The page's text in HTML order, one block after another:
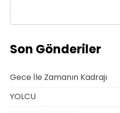
Son Gönderiler
Gece İle Zamanın Kadrajı
YOLCU